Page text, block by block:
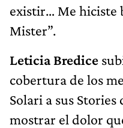
existir… Me hiciste
Mister”.
Leticia Bredice
cobertura de los
Solari a sus
mostrar el dolor